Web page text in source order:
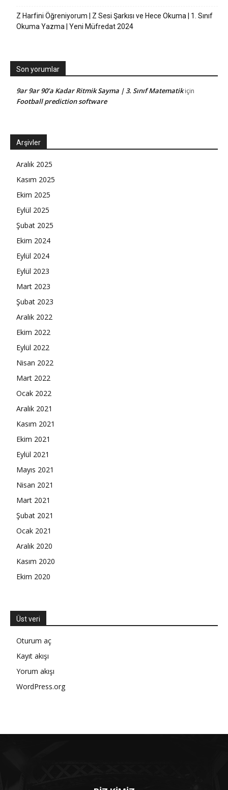
Z Harfini Öğreniyorum | Z Sesi Şarkısı ve Hece Okuma | 1. Sınıf
Okuma Yazma | Yeni Müfredat 2024
Son yorumlar
9ar 9ar 90’a Kadar Ritmik Sayma | 3. Sınıf Matematikiçin
Football prediction software
Arşivler
Aralık 2025
Kasım 2025
Ekim 2025
Eylül 2025
Şubat 2025
Ekim 2024
Eylül 2024
Eylül 2023
Mart 2023
Şubat 2023
Aralık 2022
Ekim 2022
Eylül 2022
Nisan 2022
Mart 2022
Ocak 2022
Aralık 2021
Kasım 2021
Ekim 2021
Eylül 2021
Mayıs 2021
Nisan 2021
Mart 2021
Şubat 2021
Ocak 2021
Aralık 2020
Kasım 2020
Ekim 2020
Üst veri
Oturum aç
Kayıt akışı
Yorum akışı
WordPress.org